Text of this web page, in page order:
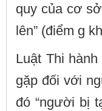
quy của cơ
lên” (điểm g
Luật Thi
gặp đối với
đó “người bị